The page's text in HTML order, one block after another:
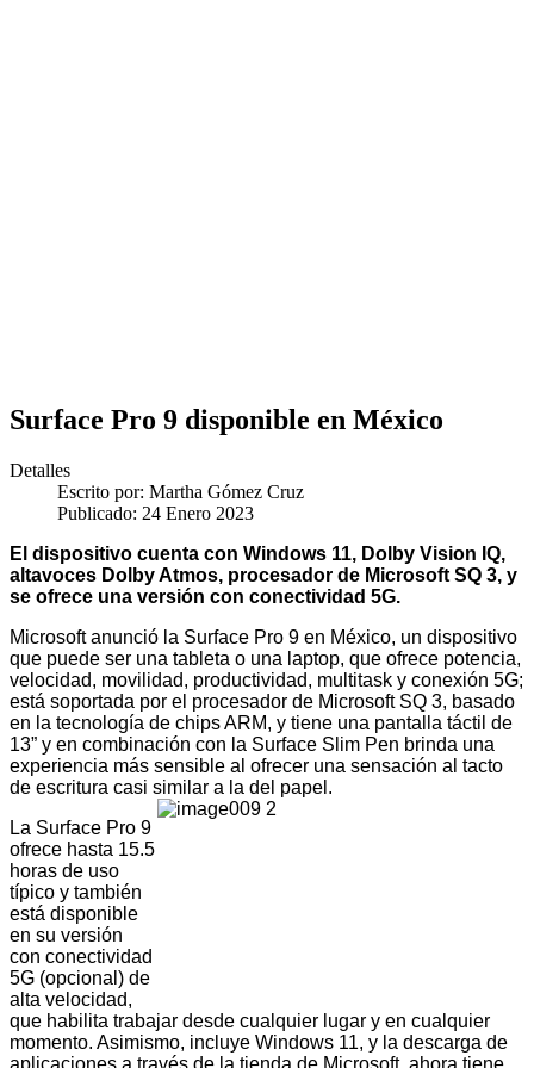
Surface Pro 9 disponible en México
Detalles
Escrito por: Martha Gómez Cruz
Publicado: 24 Enero 2023
El dispositivo cuenta con Windows 11, Dolby Vision IQ,
altavoces Dolby Atmos, procesador de Microsoft SQ 3, y
se ofrece una versión con conectividad 5G.
Microsoft anunció la Surface Pro 9 en México, un dispositivo
que puede ser una tableta o una laptop, que ofrece potencia,
velocidad, movilidad, productividad, multitask y conexión 5G;
está soportada por el procesador de Microsoft SQ 3, basado
en la tecnología de chips ARM, y tiene una pantalla táctil de
13” y en combinación con la Surface Slim Pen brinda una
experiencia más sensible al ofrecer una sensación al tacto
de escritura casi similar a la del papel.
La Surface Pro 9
ofrece hasta 15.5
horas de uso
típico y también
está disponible
en su versión
con conectividad
5G (opcional) de
alta velocidad,
que habilita trabajar desde cualquier lugar y en cualquier
momento. Asimismo, incluye Windows 11, y la descarga de
aplicaciones a través de la tienda de Microsoft, ahora tiene